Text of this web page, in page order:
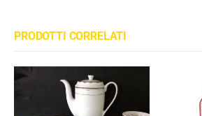
PRODOTTI CORRELATI